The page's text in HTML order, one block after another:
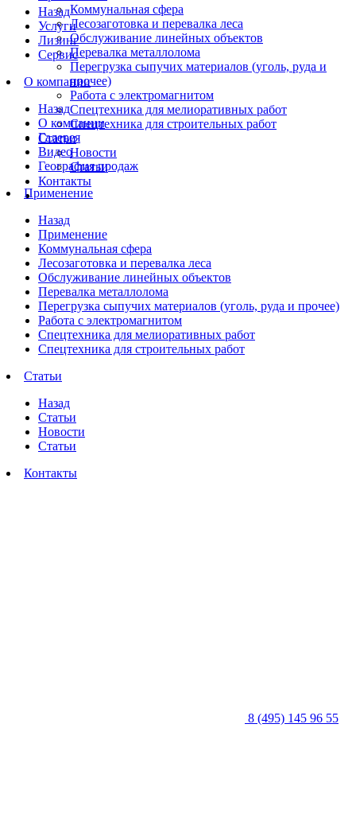
Коммунальная сфера
Лесозаготовка и перевалка леса
Обслуживание линейных объектов
Перевалка металлолома
Перегрузка сыпучих материалов (уголь, руда и
прочее)
Работа с электромагнитом
Спецтехника для мелиоративных работ
Спецтехника для строительных работ
Статьи
Новости
Статьи
Контакты
Назад
Услуги
Лизинг
Сервис
О компании
Назад
О компании
Галерея
Видео
География продаж
Применение
Назад
Применение
Коммунальная сфера
Лесозаготовка и перевалка леса
Обслуживание линейных объектов
Перевалка металлолома
Перегрузка сыпучих материалов (уголь, руда и прочее)
Работа с электромагнитом
Спецтехника для мелиоративных работ
Спецтехника для строительных работ
Статьи
Назад
Статьи
Новости
Статьи
Контакты
8 (495) 145 96 55